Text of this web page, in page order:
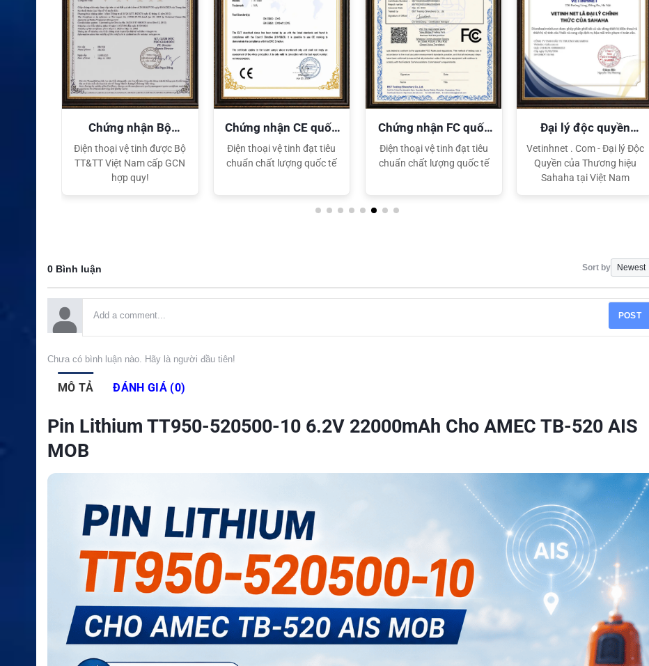
Chứng nhận Bộ
TT&TT
Điện thoại vệ tinh được Bộ
TT&TT Việt Nam cấp GCN
hợp quy!
Chứng nhận CE quốc
tế
Điện thoại vệ tinh đạt tiêu
chuẩn chất lượng quốc tế
Chứng nhận FC quốc
tế
Điện thoại vệ tinh đạt tiêu
chuẩn chất lượng quốc tế
Đại lý độc quyền
Sahaha
Vetinhnet . Com - Đại lý Độc
Quyền của Thương hiệu
Sahaha tại Việt Nam
0 Bình luận Sort by
POST
Chưa có bình luận nào. Hãy là người đầu tiên!
MÔ TẢ ĐÁNH GIÁ (0)
Pin Lithium TT950-520500-10 6.2V 22000mAh Cho AMEC TB-520 AIS
MOB
XEM CHI TIẾT XEM CHI TIẾT XEM CHI TIẾT